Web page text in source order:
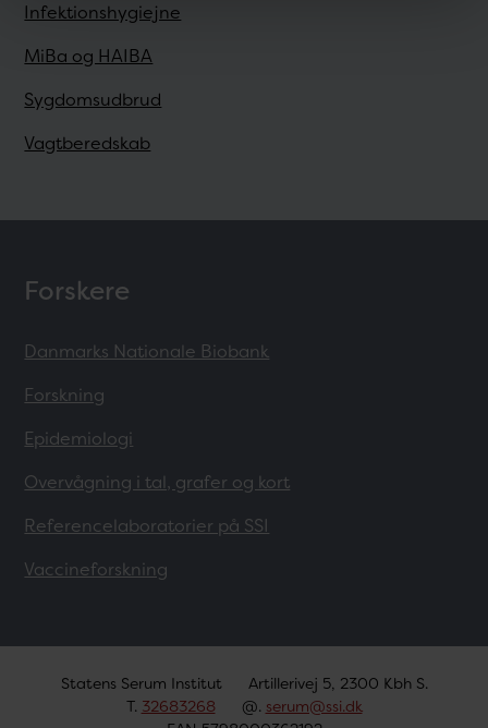
Infektionshygiejne
MiBa og HAIBA
Sygdomsudbrud
Vagtberedskab
Forskere
Danmarks Nationale Biobank
Forskning
Epidemiologi
Overvågning i tal, grafer og kort
Referencelaboratorier på SSI
Vaccineforskning
Statens Serum Institut
Artillerivej 5, 2300 Kbh S.
T. 32683268 @. serum@ssi.dk